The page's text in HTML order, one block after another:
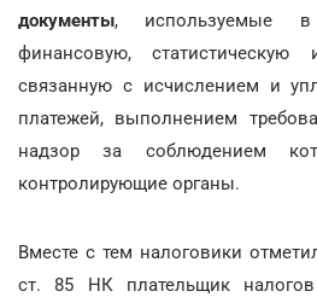
документы, используемые в
финансовую, статистическую
связанную с исчислением и
платежей, выполнением
надзор за соблюдением
контролирующие органы.
Вместе с тем налоговики
ст. 85 НК плательщик